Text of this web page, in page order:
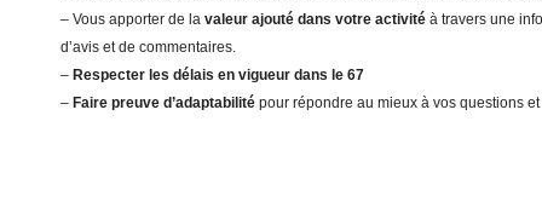
– Vous apporter de la valeur ajouté dans votre activité à travers une
d’avis et de commentaires.
– Respecter les délais en vigueur dans le 67
– Faire preuve d’adaptabilité pour répondre au mieux à vos questions